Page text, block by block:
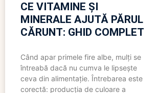
CE VITAMINE ȘI
MINERALE AJUTĂ PĂRUL
CĂRUNT: GHID COMPLET
Când apar primele fire albe, mulți se
întreabă dacă nu cumva le lipsește
ceva din alimentație. Întrebarea este
corectă: producția de culoare a